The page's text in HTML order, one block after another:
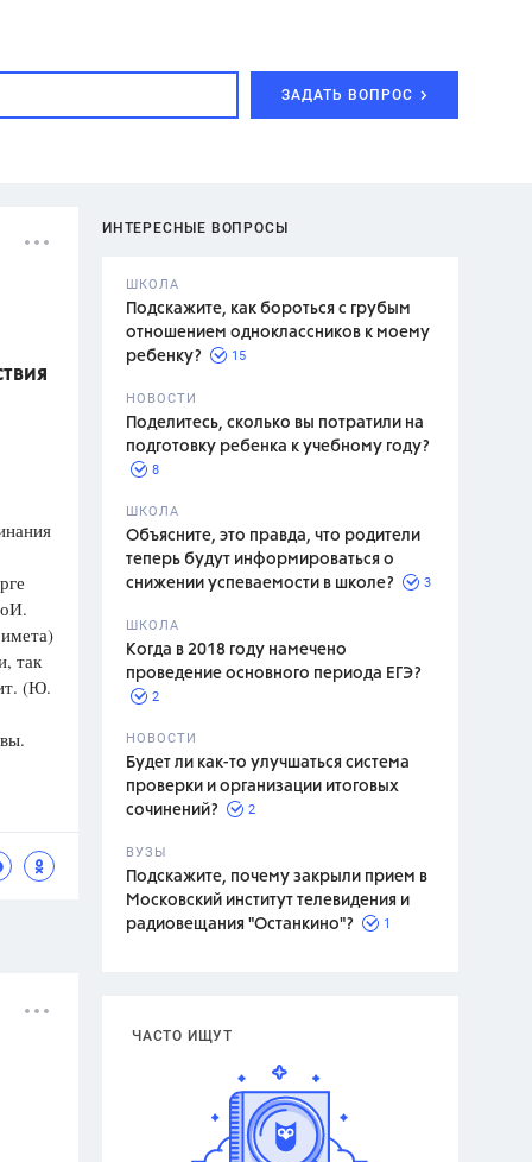
ЗАДАТЬ ВОПРОС
Л.С.,
ИНТЕРЕСНЫЕ ВОПРОСЫ
ШКОЛА
Подскажите, как бороться с грубым
отношением одноклассников к моему
ребенку?
15
НОВОСТИ
Поделитесь, сколько вы потратили на
подготовку ребенка к учебному году?
8
ШКОЛА
Объясните, это правда, что родители
теперь будут информироваться о
снижении успеваемости в школе?
3
ШКОЛА
Когда в 2018 году намечено
проведение основного периода ЕГЭ?
2
НОВОСТИ
Будет ли как-то улучшаться система
проверки и организации итоговых
сочинений?
2
ВУЗЫ
Подскажите, почему закрыли прием в
Московский институт телевидения и
радиовещания "Останкино"?
1
ЧАСТО ИЩУТ
так
(Ю.